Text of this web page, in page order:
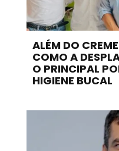
ALÉM DO
COMO A
O PRINCIPAL
HIGIENE BUCAL